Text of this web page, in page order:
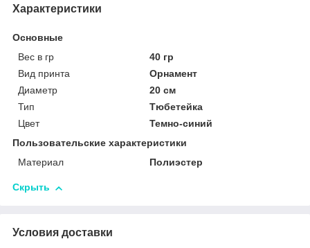
Характеристики
Основные
Вес в гр
40 гр
Вид принта
Орнамент
Диаметр
20 см
Тип
Тюбетейка
Цвет
Темно-синий
Пользовательские характеристики
Материал
Полиэстер
Скрыть
Условия доставки